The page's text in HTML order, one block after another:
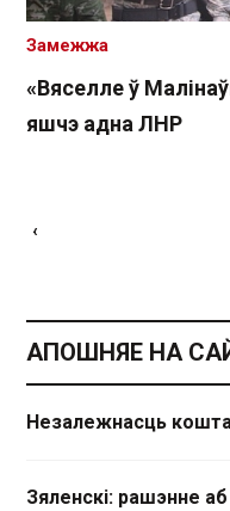
«Вяселле ў
яшчэ адна ЛНР
Замежжа
‹
АПОШНЯЕ НА
Незалежнасць
Зяленскі: рашэнне